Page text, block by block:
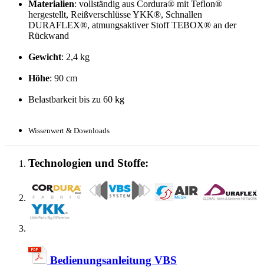
Materialien: vollständig aus Cordura® mit Teflon®
hergestellt, Reißverschlüsse YKK®, Schnallen
DURAFLEX®, atmungsaktiver Stoff TEBOX® an der
Rückwand
Gewicht: 2,4 kg
Höhe: 90 cm
Belastbarkeit bis zu 60 kg
Wissenwert & Downloads
Technologien und Stoffe:
Bedienungsanleitung VBS